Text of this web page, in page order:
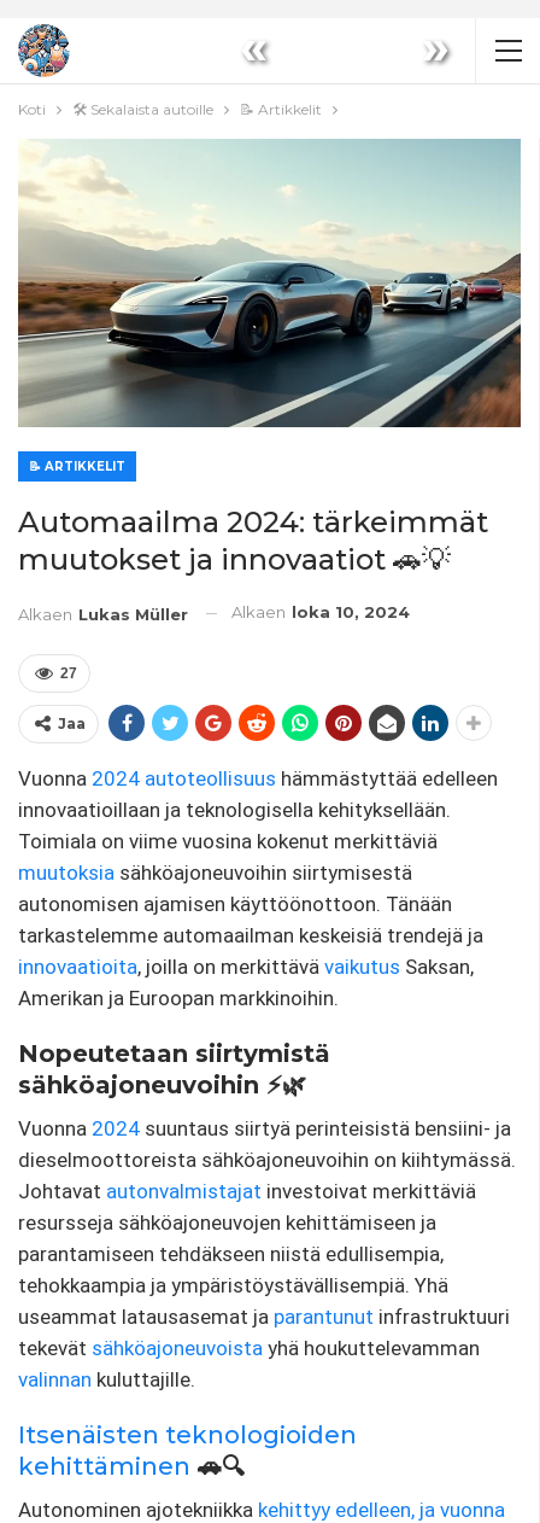
« »
Koti 🛠️ Sekalaista autoille 📝 Artikkelit
📝 ARTIKKELIT
Automaailma 2024: tärkeimmät
muutokset ja innovaatiot 🚗💡
Alkaen Lukas Müller Alkaen loka 10, 2024
27
Jaa
Vuonna 2024 autoteollisuus hämmästyttää edelleen
innovaatioillaan ja teknologisella kehityksellään.
Toimiala on viime vuosina kokenut merkittäviä
muutoksia sähköajoneuvoihin siirtymisestä
autonomisen ajamisen käyttöönottoon. Tänään
tarkastelemme automaailman keskeisiä trendejä ja
innovaatioita, joilla on merkittävä vaikutus Saksan,
Amerikan ja Euroopan markkinoihin.
Nopeutetaan siirtymistä
sähköajoneuvoihin ⚡🌿
Vuonna 2024 suuntaus siirtyä perinteisistä bensiini- ja
dieselmoottoreista sähköajoneuvoihin on kiihtymässä.
Johtavat autonvalmistajat investoivat merkittäviä
resursseja sähköajoneuvojen kehittämiseen ja
parantamiseen tehdäkseen niistä edullisempia,
tehokkaampia ja ympäristöystävällisempiä. Yhä
useammat latausasemat ja parantunut infrastruktuuri
tekevät sähköajoneuvoista yhä houkuttelevamman
valinnan kuluttajille.
Itsenäisten teknologioiden
kehittäminen 🚗🔍
Autonominen ajotekniikka kehittyy edelleen, ja vuonna